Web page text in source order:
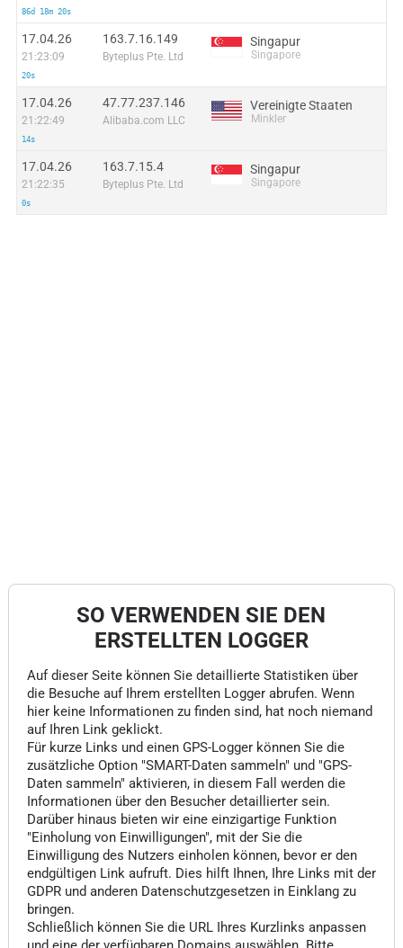
86d 18m 20s
17.04.26
21:23:09
20s
163.7.16.149
Byteplus Pte. Ltd
Singapur
Singapore
17.04.26
21:22:49
14s
47.77.237.146
Alibaba.com LLC
Vereinigte Staaten
Minkler
17.04.26
21:22:35
0s
163.7.15.4
Byteplus Pte. Ltd
Singapur
Singapore
SO VERWENDEN SIE DEN
ERSTELLTEN LOGGER
Auf dieser Seite können Sie detaillierte Statistiken über
die Besuche auf Ihrem erstellten Logger abrufen. Wenn
hier keine Informationen zu finden sind, hat noch niemand
auf Ihren Link geklickt.
Für kurze Links und einen GPS-Logger können Sie die
zusätzliche Option "SMART-Daten sammeln" und "GPS-
Daten sammeln" aktivieren, in diesem Fall werden die
Informationen über den Besucher detaillierter sein.
Darüber hinaus bieten wir eine einzigartige Funktion
"Einholung von Einwilligungen", mit der Sie die
Einwilligung des Nutzers einholen können, bevor er den
endgültigen Link aufruft. Dies hilft Ihnen, Ihre Links mit der
GDPR und anderen Datenschutzgesetzen in Einklang zu
bringen.
Schließlich können Sie die URL Ihres Kurzlinks anpassen